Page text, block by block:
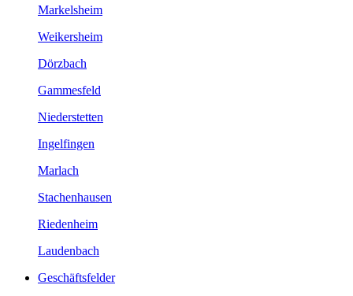
Markelsheim
Weikersheim
Dörzbach
Gammesfeld
Niederstetten
Ingelfingen
Marlach
Stachenhausen
Riedenheim
Laudenbach
Geschäftsfelder